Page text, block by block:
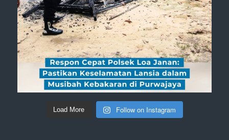
Load More Follow on Instagram